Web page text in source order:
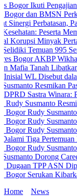
Pengajian Al
BMSN Perkuat
Perbatasan, Panglima
Peserta Membayar
Minyak Pertamina
995 Senjata di
AKBP Wikha
Libatkan Oknum
Disebut dalam
Resmikan Pasar
Winara: Pasar
Resmikan
Susmanto
Susmanto
Susmanto
Pertemuan Raja
Susmanto
Dorong Career
TPP ASN Dipangkas
Kibarkan Merah
Home
News